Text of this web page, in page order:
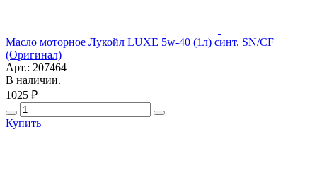
Масло моторное Лукойл LUXE 5w-40 (1л) синт. SN/CF
(Оригинал)
Арт.: 207464
В наличии.
1025 ₽
Купить